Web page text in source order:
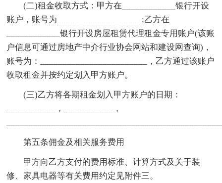
(二)租金收取方式：甲方在____________银行开设
账户，账号为___________________;乙方在
____________银行开设房屋租赁代理租金专用账户(该账
户信息可通过房地产中介行业协会网站和建设网查询)，
账号为：________________________，乙方通过该账户
收取租金并按约定划入甲方账户。
(三)乙方将各期租金划入甲方账户的日期：
___________，___________，
第五条佣金及相关服务费用
甲方向乙方支付的费用标准、计算方式及关于装
修、家具电器等有关费用约定见附件三。